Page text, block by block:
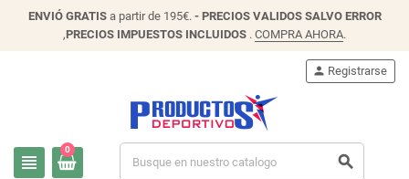
ENVIÓGRATISa partir de 195€. - PRECIOS VALIDOS SALVO ERROR
,PRECIOS IMPUESTOS INCLUIDOS . COMPRA AHORA.
view_headline
person Registrarse
0
search